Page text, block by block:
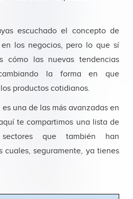
escuchado el concepto de
los negocios, pero lo que sí
cómo las nuevas tendencias
la forma en que
productos cotidianos.
una de las más avanzadas en
te compartimos una lista de
que también han
cuales, seguramente, ya tienes